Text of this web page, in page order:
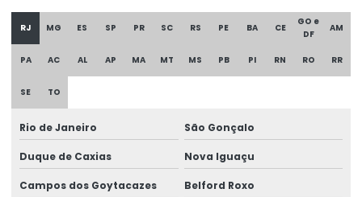
Etiqueta Termica Para Impressora
Etiqueta Térmica Para Impressora Térmica
RJ MG ES SP PR SC RS PE BA CE
GO e
DF
AM
PA AC AL AP MA MT MS PB PI RN RO RR
SE TO
Rio de Janeiro São Gonçalo
Duque de Caxias Nova Iguaçu
Campos dos Goytacazes Belford Roxo